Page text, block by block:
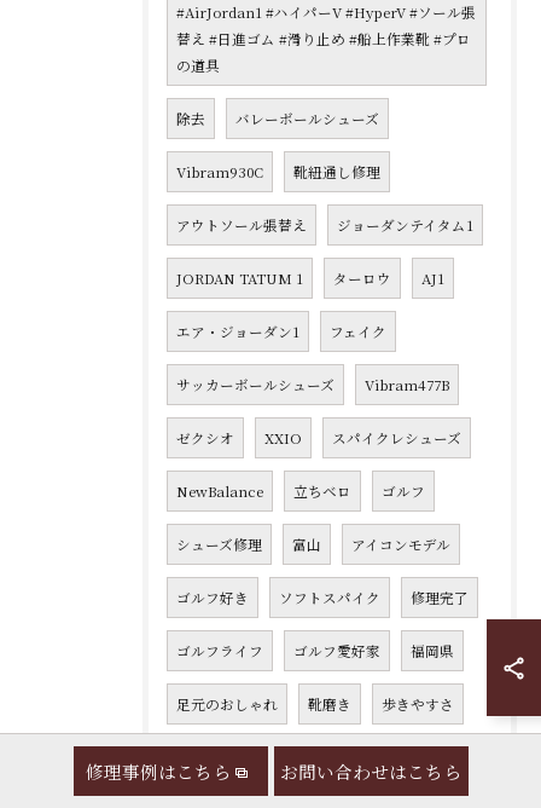
#AirJordan1 #ハイパーV #HyperV #ソール張
替え #日進ゴム #滑り止め #船上作業靴 #プロ
の道具
除去 バレーボールシューズ
Vibram930C 靴紐通し修理
アウトソール張替え ジョーダンテイタム1
JORDAN TATUM 1 ターロウ AJ1
エア・ジョーダン1 フェイク
サッカーボールシューズ Vibram477B
ゼクシオ XXIO スパイクレシューズ
NewBalance 立ちベロ ゴルフ
シューズ修理 富山 アイコンモデル
ゴルフ好き ソフトスパイク 修理完了
ゴルフライフ ゴルフ愛好家 福岡県
足元のおしゃれ 靴磨き 歩きやすさ
修理事例はこちら お問い合わせはこちら